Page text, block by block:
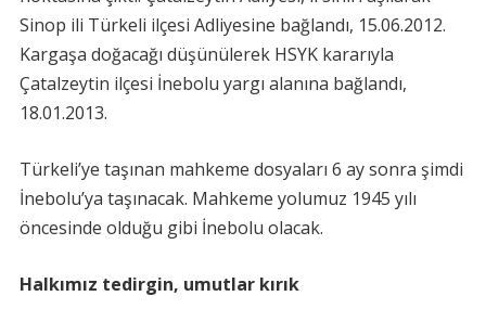
Sinop ili Türkeli ilçesi Adliyesine bağlandı, 15.06.2012.
Kargaşa doğacağı düşünülerek HSYK kararıyla
Çatalzeytin ilçesi İnebolu yargı alanına bağlandı,
18.01.2013.
Türkeli’ye taşınan mahkeme dosyaları 6 ay sonra şimdi
İnebolu’ya taşınacak. Mahkeme yolumuz 1945 yılı
öncesinde olduğu gibi İnebolu olacak.
Halkımız tedirgin, umutlar kırık